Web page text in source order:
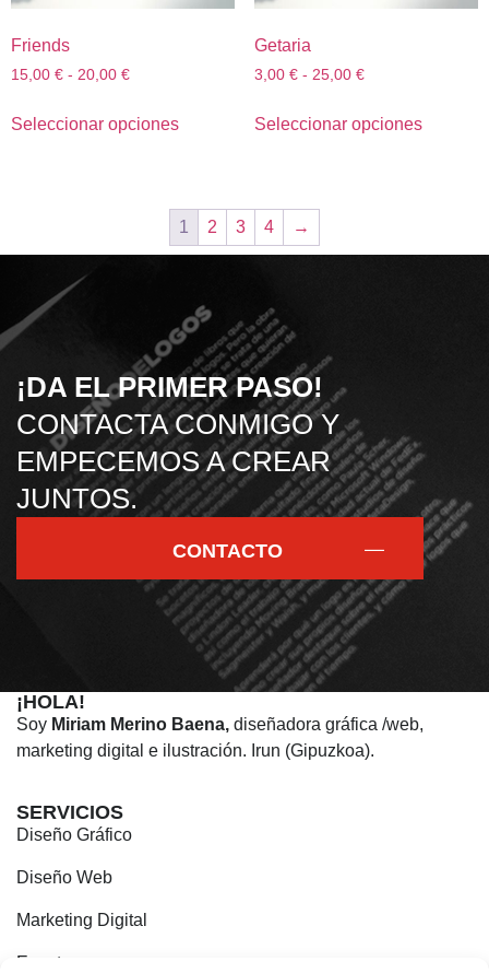
Friends
15,00 € - 20,00 €
Seleccionar opciones
Getaria
3,00 € - 25,00 €
Seleccionar opciones
1 2 3 4 →
¡DA EL PRIMER PASO!
CONTACTA CONMIGO Y
EMPECEMOS A CREAR
JUNTOS.
CONTACTO
¡HOLA!
Soy Miriam Merino Baena, diseñadora gráfica /web,
marketing digital e ilustración. Irun (Gipuzkoa).
SERVICIOS
Diseño Gráfico
Diseño Web
Marketing Digital
Eventos